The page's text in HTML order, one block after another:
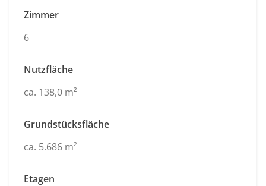
Zimmer
6
Nutzfläche
ca. 138,0 m²
Grundstücksfläche
ca. 5.686 m²
Etagen